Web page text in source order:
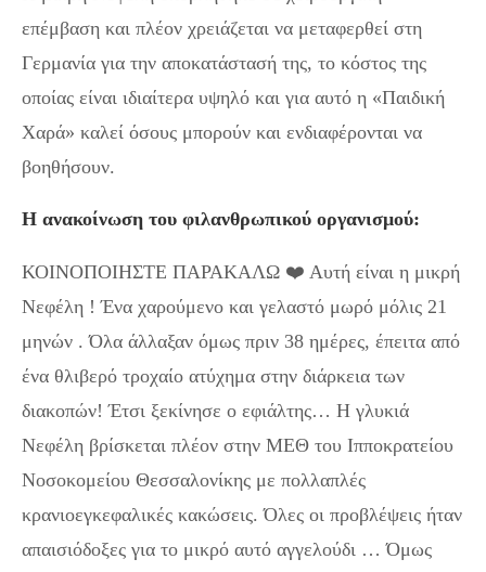
επέμβαση και πλέον χρειάζεται να μεταφερθεί στη
Γερμανία για την αποκατάστασή της, το κόστος της
οποίας είναι ιδιαίτερα υψηλό και για αυτό η «Παιδική
Χαρά» καλεί όσους μπορούν και ενδιαφέρονται να
βοηθήσουν.
Η ανακοίνωση του φιλανθρωπικού οργανισμού:
ΚΟΙΝΟΠΟΙΗΣΤΕ ΠΑΡΑΚΑΛΩ ❤️ Αυτή είναι η μικρή
Νεφέλη ! Ένα χαρούμενο και γελαστό μωρό μόλις 21
μηνών . Όλα άλλαξαν όμως πριν 38 ημέρες, έπειτα από
ένα θλιβερό τροχαίο ατύχημα στην διάρκεια των
διακοπών! Έτσι ξεκίνησε ο εφιάλτης… Η γλυκιά
Νεφέλη βρίσκεται πλέον στην ΜΕΘ του Ιπποκρατείου
Νοσοκομείου Θεσσαλονίκης με πολλαπλές
κρανιοεγκεφαλικές κακώσεις. Όλες οι προβλέψεις ήταν
απαισιόδοξες για το μικρό αυτό αγγελούδι … Όμως